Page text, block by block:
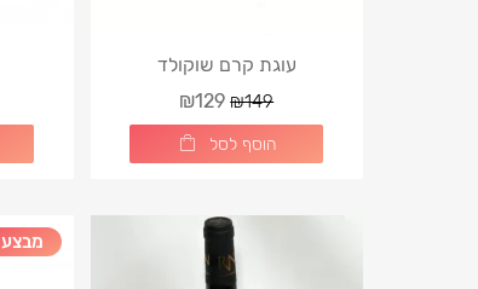
עוגת קרם שוקולד
₪149
₪129
הוסף לסל
מבצע